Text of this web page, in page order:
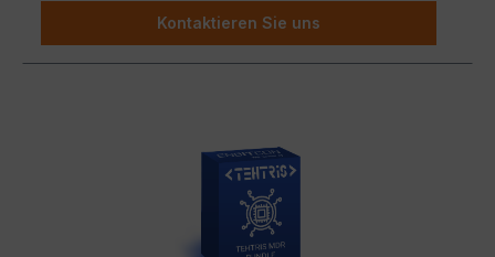
Kontaktieren Sie uns